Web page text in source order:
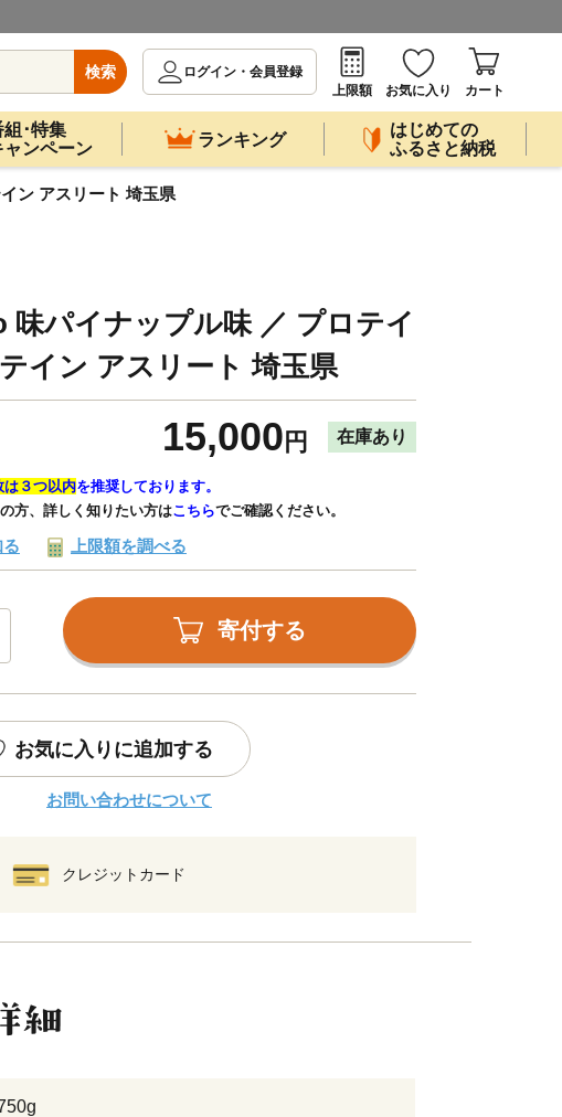
検索
ログイン・会員登録
上限額
お気に入り カート
組･特集
ャンペーン
ランキング
はじめての
ふるさと納税
ン アスリート 埼玉県
味パイナップル味 ／ プロテイ
イン アスリート 埼玉県
15,000 円 在庫あり
は３つ以内を推奨しております。
方、詳しく知りたい方はこちらでご確認ください。
上限額を調べる
寄付する
お気に入りに追加する
お問い合わせについて
クレジットカード